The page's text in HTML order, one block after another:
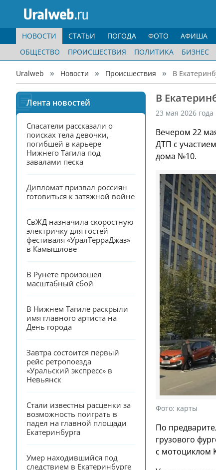
НОВОСТИ
ОБЩЕСТВО
ПРОИСШЕСТВИЯ ПОЛИТИКА БИЗНЕС
СТАТЬИ ПОГОДА ФОТО АФИША
Uralweb Новости Происшествия В
Лента новостей
Спасатели рассказали о
поисках тела девочки,
погибшей в карьере
Нижнего Тагила под
завалами песка
Дипломат призвал россиян
готовиться к затяжной войне
СвЖД назначила скоростную
электричку для гостей
фестиваля «УралТерраДжаз»
в Камышлове
В Рунете произошел
масштабный сбой
В Нижнем Тагиле раскрыли
имя главного артиста на
День города
Завтра состоится первый
рейс ретропоезда
«Уральский экспресс» в
Невьянск
Стали известны расценки за
возможность поиграть в
падел на главной площади
Екатеринбурга
Умер находившийся под
следствием в Екатеринбурге
В
23 мая 2026 года
Вечером 22
ДТП с
дома №10.
Фото: карты
По
грузового
с мотоциклом